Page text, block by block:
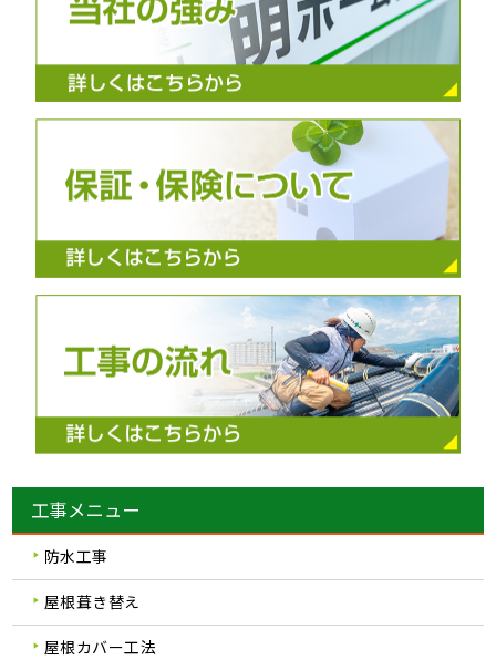
工事メニュー
防水工事
屋根葺き替え
屋根カバー工法